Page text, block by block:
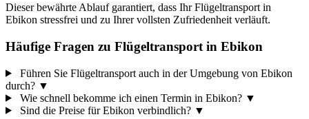
Dieser bewährte Ablauf garantiert, dass Ihr Flügeltransport in
Ebikon stressfrei und zu Ihrer vollsten Zufriedenheit verläuft.
Häufige Fragen zu Flügeltransport in Ebikon
Führen Sie Flügeltransport auch in der Umgebung von Ebikon
durch? ▼
Wie schnell bekomme ich einen Termin in Ebikon? ▼
Sind die Preise für Ebikon verbindlich? ▼